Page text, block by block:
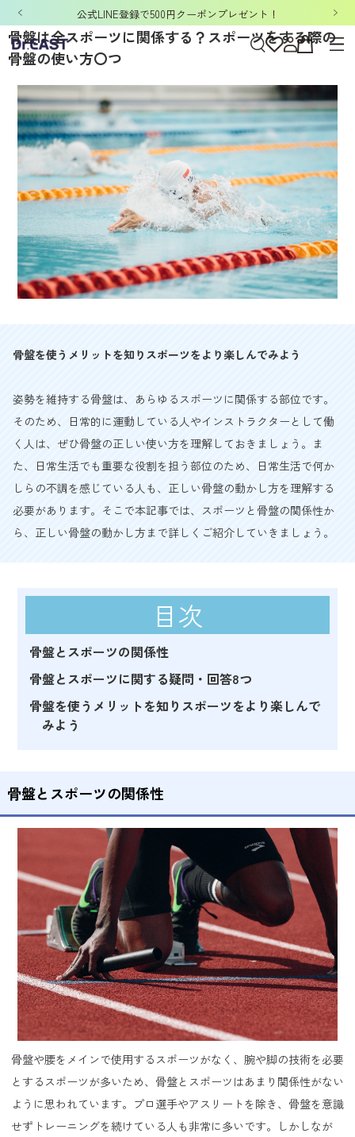
「洗濯ネット&ポーチ」ノベルティキャンペーン開催中！
骨盤は全スポーツに関係する？スポーツをする際の
骨盤の使い方〇つ
骨盤を使うメリットを知りスポーツをより楽しんでみよう
姿勢を維持する骨盤は、あらゆるスポーツに関係する部位です。
そのため、日常的に運動している人やインストラクターとして働
く人は、ぜひ骨盤の正しい使い方を理解しておきましょう。ま
た、日常生活でも重要な役割を担う部位のため、日常生活で何か
しらの不調を感じている人も、正しい骨盤の動かし方を理解する
必要があります。そこで本記事では、スポーツと骨盤の関係性か
ら、正しい骨盤の動かし方まで詳しくご紹介していきましょう。
目次
骨盤とスポーツの関係性
骨盤とスポーツに関する疑問・回答8つ
骨盤を使うメリットを知りスポーツをより楽しんで
みよう
骨盤とスポーツの関係性
骨盤や腰をメインで使用するスポーツがなく、腕や脚の技術を必要
とするスポーツが多いため、骨盤とスポーツはあまり関係性がない
ように思われています。プロ選手やアスリートを除き、骨盤を意識
せずトレーニングを続けている人も非常に多いです。しかしなが